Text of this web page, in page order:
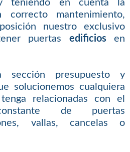
teniendo en cuenta la
mantenimiento,
nuestro exclusivo
puertas edificiosen
sección presupuesto y
solucionemos cualquiera
relacionadas con el
de puertas
vallas, cancelas o